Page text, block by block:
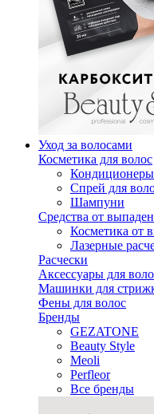
Уход за волосами
Косметика для волос
Спрей для
Шампуни
Средства от
Косметика от
Лазерные
Расчески
Аксессуары для
Машинки для
Фены для волос
Бренды
GEZATONE
Beauty Style
Meoli
Perfleor
Все бренды